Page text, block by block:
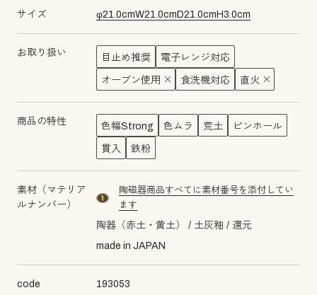
サイズ φ21.0cmW21.0cm D21.0cm H3.0cm
お取り扱い 目止め推奨 電子レンジ対応
オーブン使用 食洗機対応 直火
商品の特性 色幅Strong 色ムラ 荒土 ピンホール
貫入 鉄粉
素材（マテリア
ルナンバー）
material number1
陶磁器商品すべてに素材番号を添付してい
ます
陶器（赤土・黄土） 土灰釉
還元
made in JAPAN
code 193053